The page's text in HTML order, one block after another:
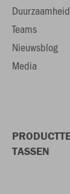
Duurzaamheid
Teams
Nieuwsblog
Media
TASSEN